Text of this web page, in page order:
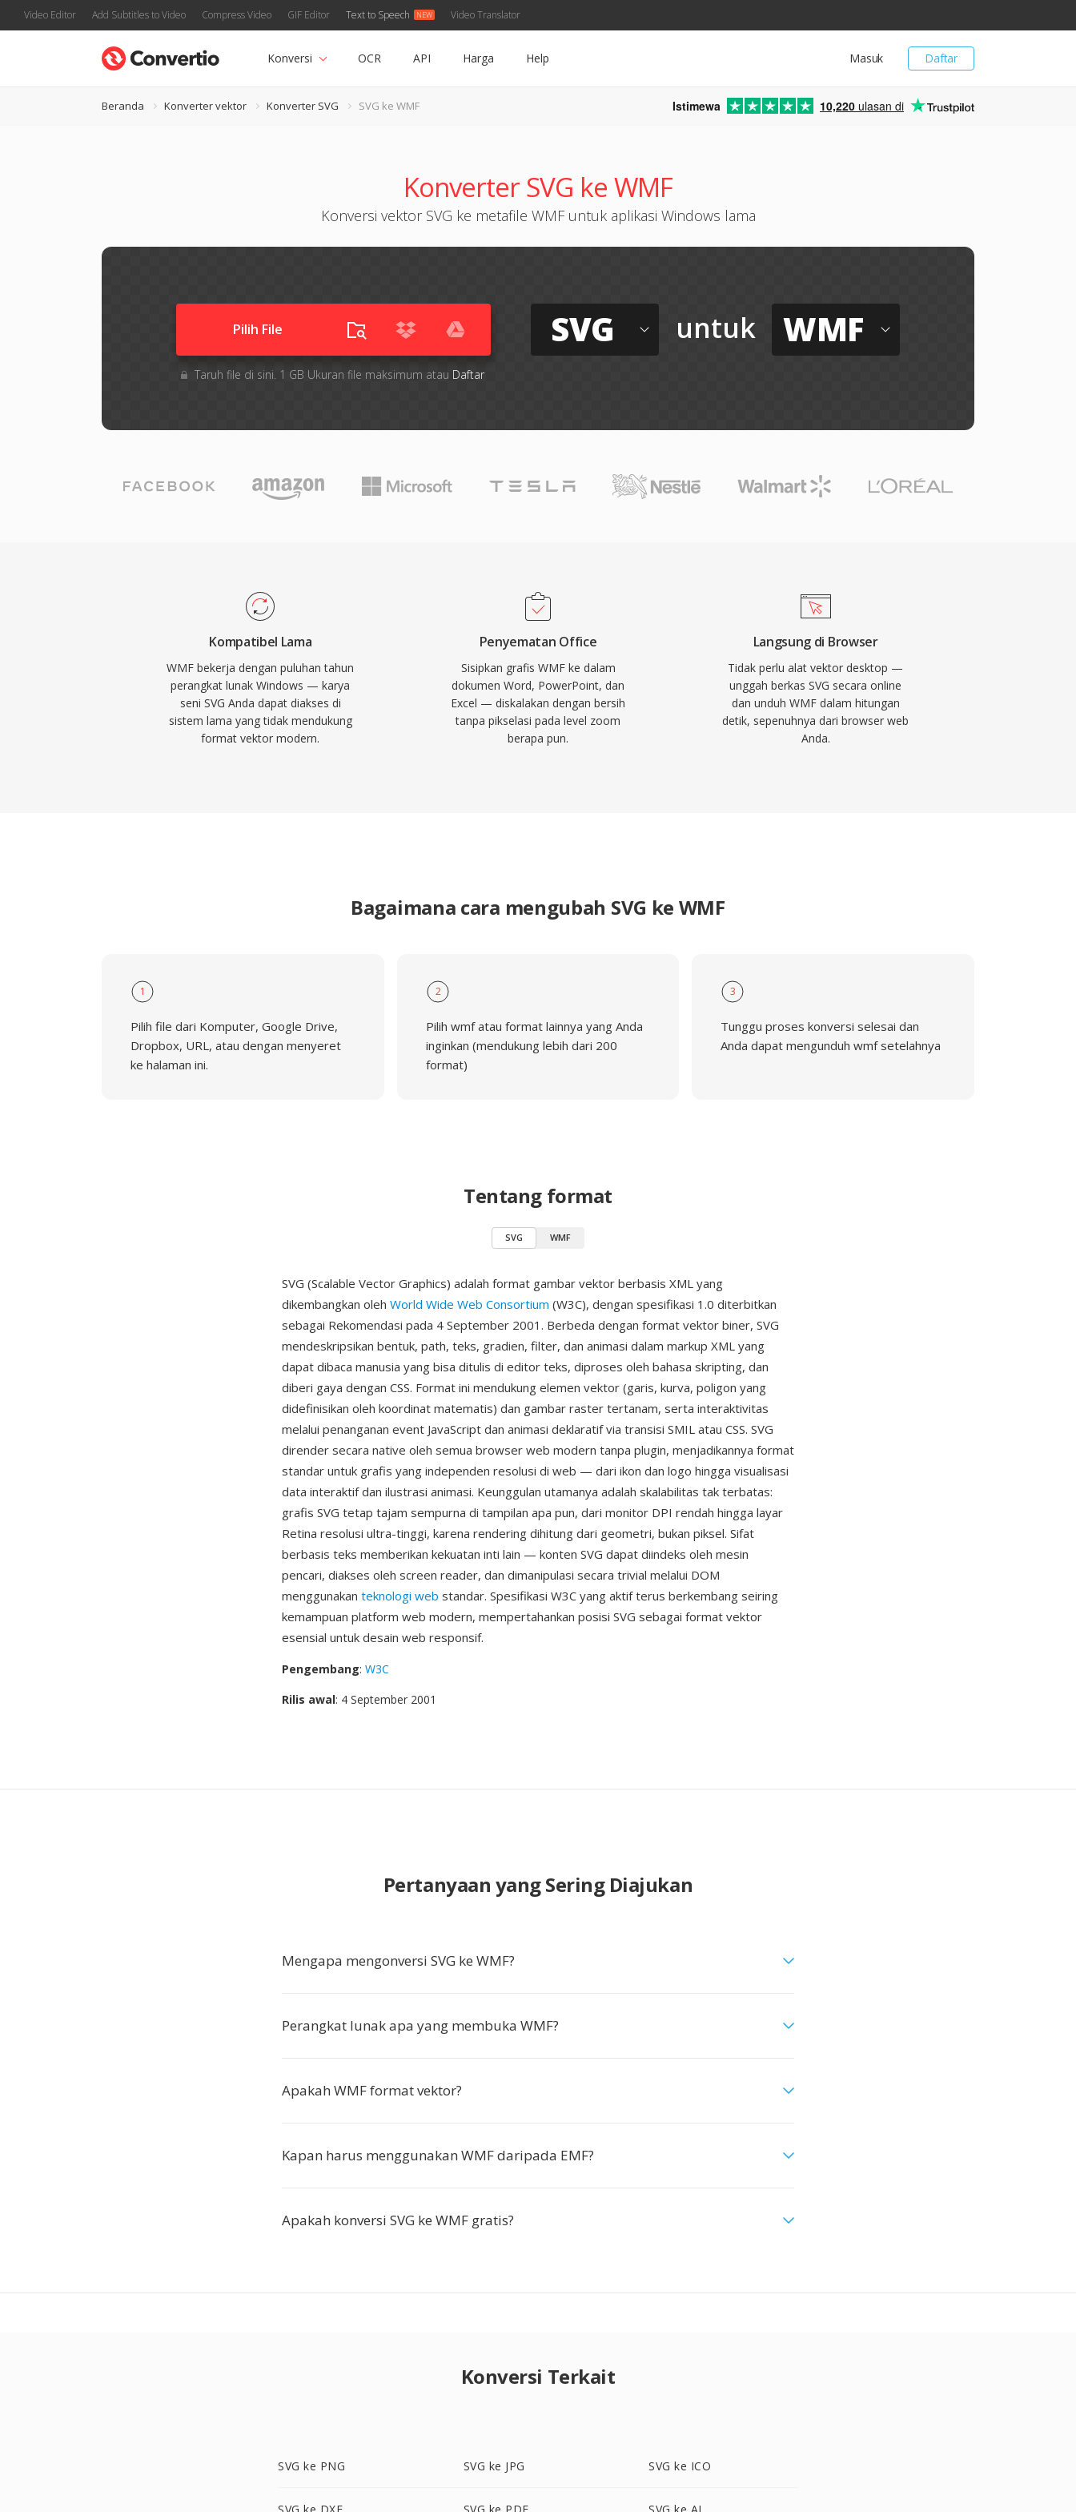
Video Editor Add Subtitles to Video Compress Video GIF Editor Text to Speech Video Translator
Daftar
Masuk
Konversi OCR API Harga Help
Beranda Konverter vektor Konverter SVG SVG ke WMF Istimewa 10,220 ulasan di
Konverter SVG ke WMF
Konversi vektor SVG ke metafile WMF untuk aplikasi Windows lama
Pilih File
Taruh file di sini. 1 GB Ukuran file maksimum atau Daftar
SVG untuk WMF
Kompatibel Lama
WMF bekerja dengan puluhan tahun
perangkat lunak Windows — karya
seni SVG Anda dapat diakses di
sistem lama yang tidak mendukung
format vektor modern.
Penyematan Office
Sisipkan grafis WMF ke dalam
dokumen Word, PowerPoint, dan
Excel — diskalakan dengan bersih
tanpa pikselasi pada level zoom
berapa pun.
Langsung di Browser
Tidak perlu alat vektor desktop —
unggah berkas SVG secara online
dan unduh WMF dalam hitungan
detik, sepenuhnya dari browser web
Anda.
Bagaimana cara mengubah SVG ke WMF
1
Pilih file dari Komputer, Google Drive,
Dropbox, URL, atau dengan menyeret
ke halaman ini.
2
Pilih wmf atau format lainnya yang Anda
inginkan (mendukung lebih dari 200
format)
3
Tunggu proses konversi selesai dan
Anda dapat mengunduh wmf setelahnya
Tentang format
SVG WMF
SVG (Scalable Vector Graphics) adalah format gambar vektor berbasis XML yang
dikembangkan oleh World Wide Web Consortium (W3C), dengan spesifikasi 1.0 diterbitkan
sebagai Rekomendasi pada 4 September 2001. Berbeda dengan format vektor biner, SVG
mendeskripsikan bentuk, path, teks, gradien, filter, dan animasi dalam markup XML yang
dapat dibaca manusia yang bisa ditulis di editor teks, diproses oleh bahasa skripting, dan
diberi gaya dengan CSS. Format ini mendukung elemen vektor (garis, kurva, poligon yang
didefinisikan oleh koordinat matematis) dan gambar raster tertanam, serta interaktivitas
melalui penanganan event JavaScript dan animasi deklaratif via transisi SMIL atau CSS. SVG
dirender secara native oleh semua browser web modern tanpa plugin, menjadikannya format
standar untuk grafis yang independen resolusi di web — dari ikon dan logo hingga visualisasi
data interaktif dan ilustrasi animasi. Keunggulan utamanya adalah skalabilitas tak terbatas:
grafis SVG tetap tajam sempurna di tampilan apa pun, dari monitor DPI rendah hingga layar
Retina resolusi ultra-tinggi, karena rendering dihitung dari geometri, bukan piksel. Sifat
berbasis teks memberikan kekuatan inti lain — konten SVG dapat diindeks oleh mesin
pencari, diakses oleh screen reader, dan dimanipulasi secara trivial melalui DOM
menggunakan teknologi web standar. Spesifikasi W3C yang aktif terus berkembang seiring
kemampuan platform web modern, mempertahankan posisi SVG sebagai format vektor
esensial untuk desain web responsif.
Pengembang: W3C
Rilis awal: 4 September 2001
Pertanyaan yang Sering Diajukan
Mengapa mengonversi SVG ke WMF?
Perangkat lunak apa yang membuka WMF?
Apakah WMF format vektor?
Kapan harus menggunakan WMF daripada EMF?
Apakah konversi SVG ke WMF gratis?
Konversi Terkait
SVG ke PNG SVG ke JPG SVG ke ICO